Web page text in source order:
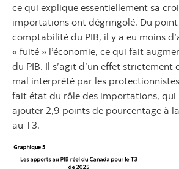
ce qui explique essentiellement sa
importations ont dégringolé. Du point
comptabilité du PIB, il y a eu moins
« fuité » l’économie, ce qui fait
du PIB. Il s’agit d’un effet
mal interprété par les
fait état du rôle des importations, qui
ajouter 2,9 points de pourcentage à
au T3.